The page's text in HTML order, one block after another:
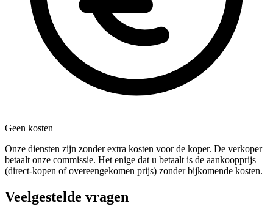
Geen kosten
Onze diensten zijn zonder extra kosten voor de koper. De verkoper
betaalt onze commissie. Het enige dat u betaalt is de aankoopprijs
(direct-kopen of overeengekomen prijs) zonder bijkomende kosten.
Veelgestelde vragen